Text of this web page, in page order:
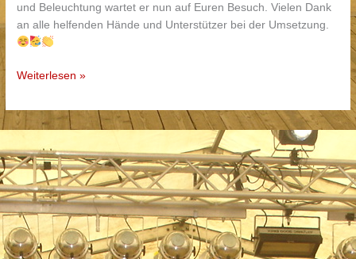
und Beleuchtung wartet er nun auf Euren Besuch. Vielen Dank
an alle helfenden Hände und Unterstützer bei der Umsetzung.
Generalüberholung
Schaukastens
Weiterlesen »